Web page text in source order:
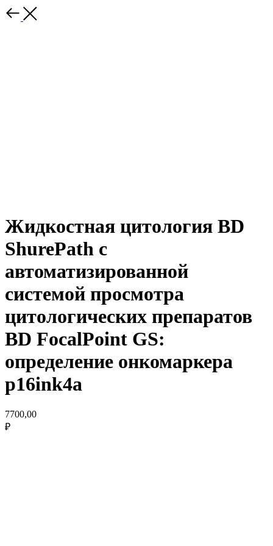
Жидкостная цитология BD
ShurePath с
автоматизированной
системой просмотра
цитологических препаратов
BD FocalPoint GS:
определение онкомаркера
p16ink4a
7700,00
₽